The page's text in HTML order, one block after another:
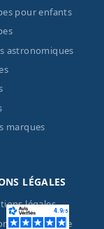
pour enfants
astronomiques
marques
LÉGALES
légales
générales de